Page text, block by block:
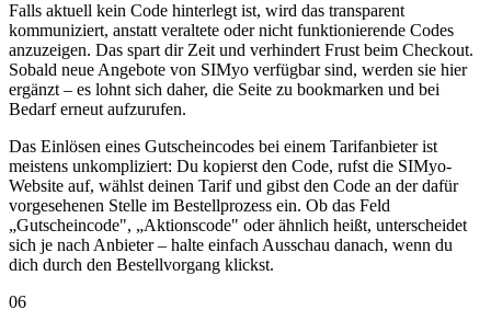
Falls aktuell kein Code hinterlegt ist, wird das transparent
kommuniziert, anstatt veraltete oder nicht funktionierende Codes
anzuzeigen. Das spart dir Zeit und verhindert Frust beim Checkout.
Sobald neue Angebote von SIMyo verfügbar sind, werden sie hier
ergänzt – es lohnt sich daher, die Seite zu bookmarken und bei
Bedarf erneut aufzurufen.
Das Einlösen eines Gutscheincodes bei einem Tarifanbieter ist
meistens unkompliziert: Du kopierst den Code, rufst die SIMyo-
Website auf, wählst deinen Tarif und gibst den Code an der dafür
vorgesehenen Stelle im Bestellprozess ein. Ob das Feld
„Gutscheincode", „Aktionscode" oder ähnlich heißt, unterscheidet
sich je nach Anbieter – halte einfach Ausschau danach, wenn du
dich durch den Bestellvorgang klickst.
06